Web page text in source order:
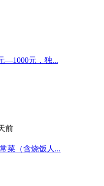
—1000元，独...
前
菜（含烧饭人...